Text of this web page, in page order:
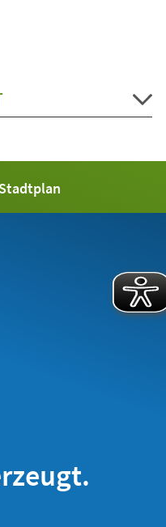
Stadtplan